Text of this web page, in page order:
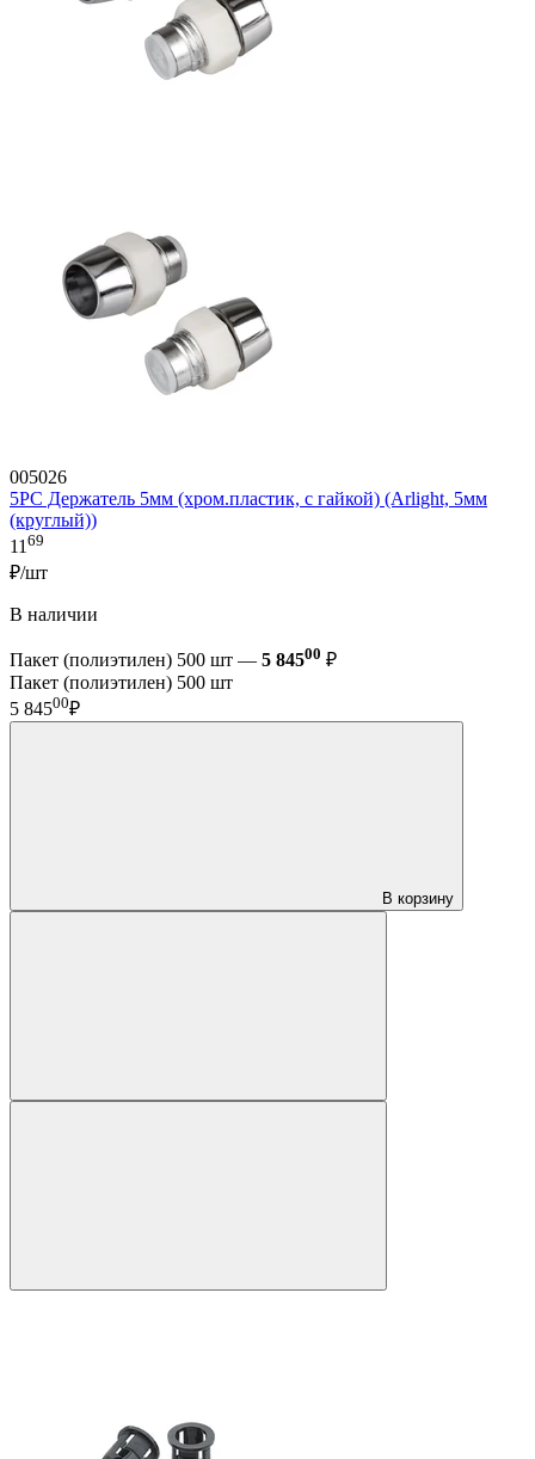
005026
5PC Держатель 5мм (хром.пластик, с гайкой) (Arlight, 5мм
(круглый))
1169
₽/шт
В наличии
Пакет (полиэтилен) 500 шт — 5 84500 ₽
Пакет (полиэтилен) 500 шт
5 84500₽
В корзину